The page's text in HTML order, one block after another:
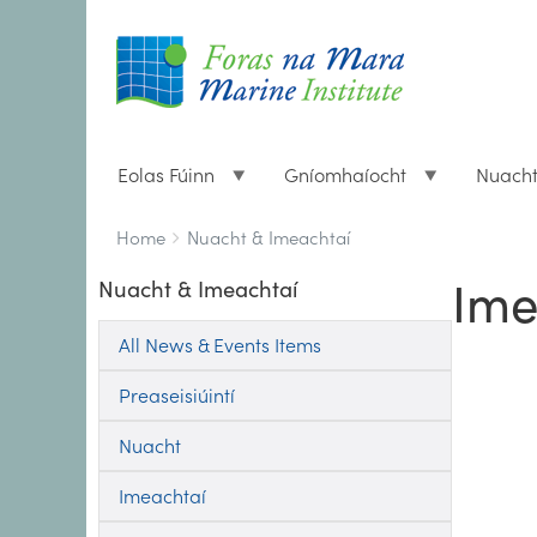
Eolas Fúinn Gníomhaíocht Nuacht
Breadcrumbs
You
here:
Home Nuacht & Imeachtaí
Nuacht & Imeachtaí
All News & Events Items
Preaseisiúintí
Nuacht
Imeachtaí